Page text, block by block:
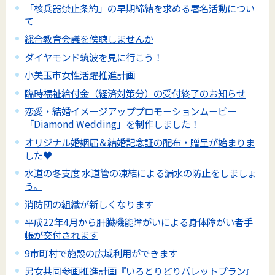
「核兵器禁止条約」の早期締結を求める署名活動につい
て
総合教育会議を傍聴しませんか
ダイヤモンド筑波を見に行こう！
小美玉市女性活躍推進計画
臨時福祉給付金（経済対策分）の受付終了のお知らせ
恋愛・結婚イメージアッププロモーションムービー
「Diamond Wedding」を制作しました！
オリジナル婚姻届＆結婚記念証の配布・贈呈が始まりま
した♥
水道の冬支度 水道管の凍結による漏水の防止をしましょ
う。
消防団の組織が新しくなります
平成22年4月から肝臓機能障がいによる身体障がい者手
帳が交付されます
9市町村で施設の広域利用ができます
男女共同参画推進計画『いろとりどりパレットプラン』